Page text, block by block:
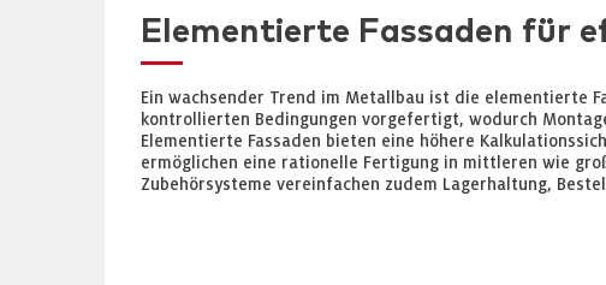
Elementierte Fassaden für
Ein wachsender Trend im Metallbau ist die elementierte
kontrollierten Bedingungen vorgefertigt, wodurch
Elementierte Fassaden bieten eine höhere
ermöglichen eine rationelle Fertigung in mittleren wie
Zubehörsysteme vereinfachen zudem Lagerhaltung,